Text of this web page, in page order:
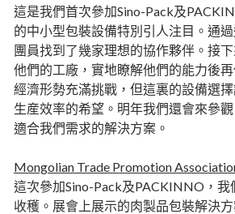
這是我們首次參加Sino-Pack及
的中小型包裝設備特別引人注目。通
團員找到了幾家理想的協作夥伴。接
他們的工廠，實地瞭解他們的能力後
經濟形勢充滿挑戰，但這裏的設備選
生産效率的希望。明年我們還會來參
適合我們需求的解決方案。
Mongolian Trade Promotion
這次參加Sino-Pack及PACKINNO，我
收穫。展會上展示的肉製品包裝解決